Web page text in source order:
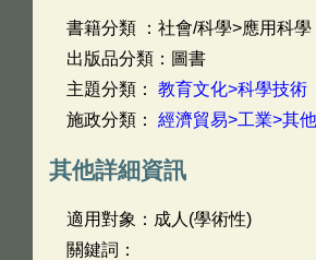
書籍分類 ：社會/科學>應用科學
出版品分類：圖書
主題分類： 教育文化>科學技術
施政分類： 經濟貿易>工業>其他
其他詳細資訊
適用對象：成人(學術性)
關鍵詞：